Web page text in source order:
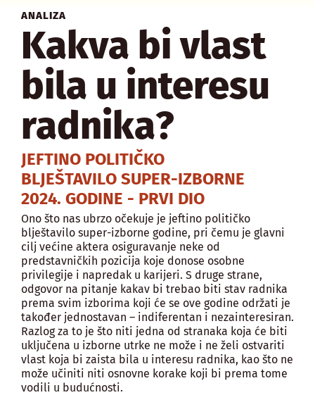
ANALIZA
Kakva bi vlast
bila u interesu
radnika?
JEFTINO POLITIČKO
BLJEŠTAVILO SUPER-IZBORNE
2024. GODINE - PRVI DIO
Ono što nas ubrzo očekuje je jeftino političko
blještavilo super-izborne godine, pri čemu je glavni
cilj većine aktera osiguravanje neke od
predstavničkih pozicija koje donose osobne
privilegije i napredak u karijeri. S druge strane,
odgovor na pitanje kakav bi trebao biti stav radnika
prema svim izborima koji će se ove godine održati je
također jednostavan – indiferentan i nezainteresiran.
Razlog za to je što niti jedna od stranaka koja će biti
uključena u izborne utrke ne može i ne želi ostvariti
vlast koja bi zaista bila u interesu radnika, kao što ne
može učiniti niti osnovne korake koji bi prema tome
vodili u budućnosti.